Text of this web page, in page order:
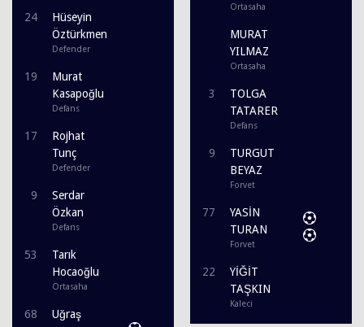
24
Hüseyin
Öztürkmen
Defender
19
Murat
Kasapoğlu
Defans
17
Rojhat
Tunç
Defender
9
Serdar
Özkan
Defans
53
Tarık
Hocaoğlu
Ortasaha
68
Uğraş
Ortasaha
MURAT
YILMAZ
Ortasaha
3
TOLGA
TATARER
Defans
9
TURGUT
BEYAZ
Forvet
77
YASİN
TURAN
Forvet
22
YİĞİT
TAŞKIN
Kaleci